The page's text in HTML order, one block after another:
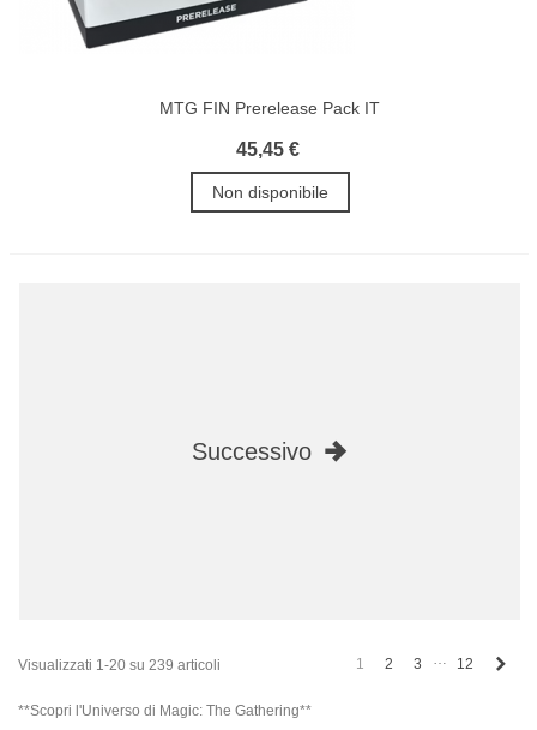
MTG FIN Prerelease Pack IT
45,45 €
Non disponibile
Successivo
Visualizzati 1-20 su 239 articoli 1 2 3 … 12
**Scopri l'Universo di Magic: The Gathering**